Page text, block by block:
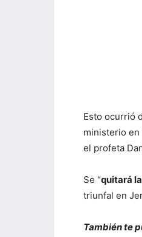
Esto ocurrió
ministerio en
el profeta
Se “quitará
triunfal en
También te